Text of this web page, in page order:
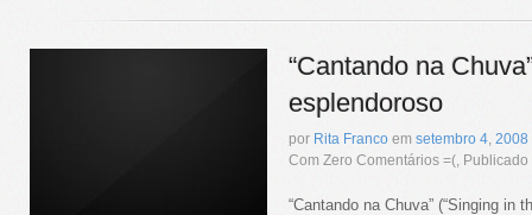
“Cantando na
esplendoroso
por Rita Franco em setembro 4, 2008
Com Zero Comentários =(,
“Cantando na Chuva” (“Singing in